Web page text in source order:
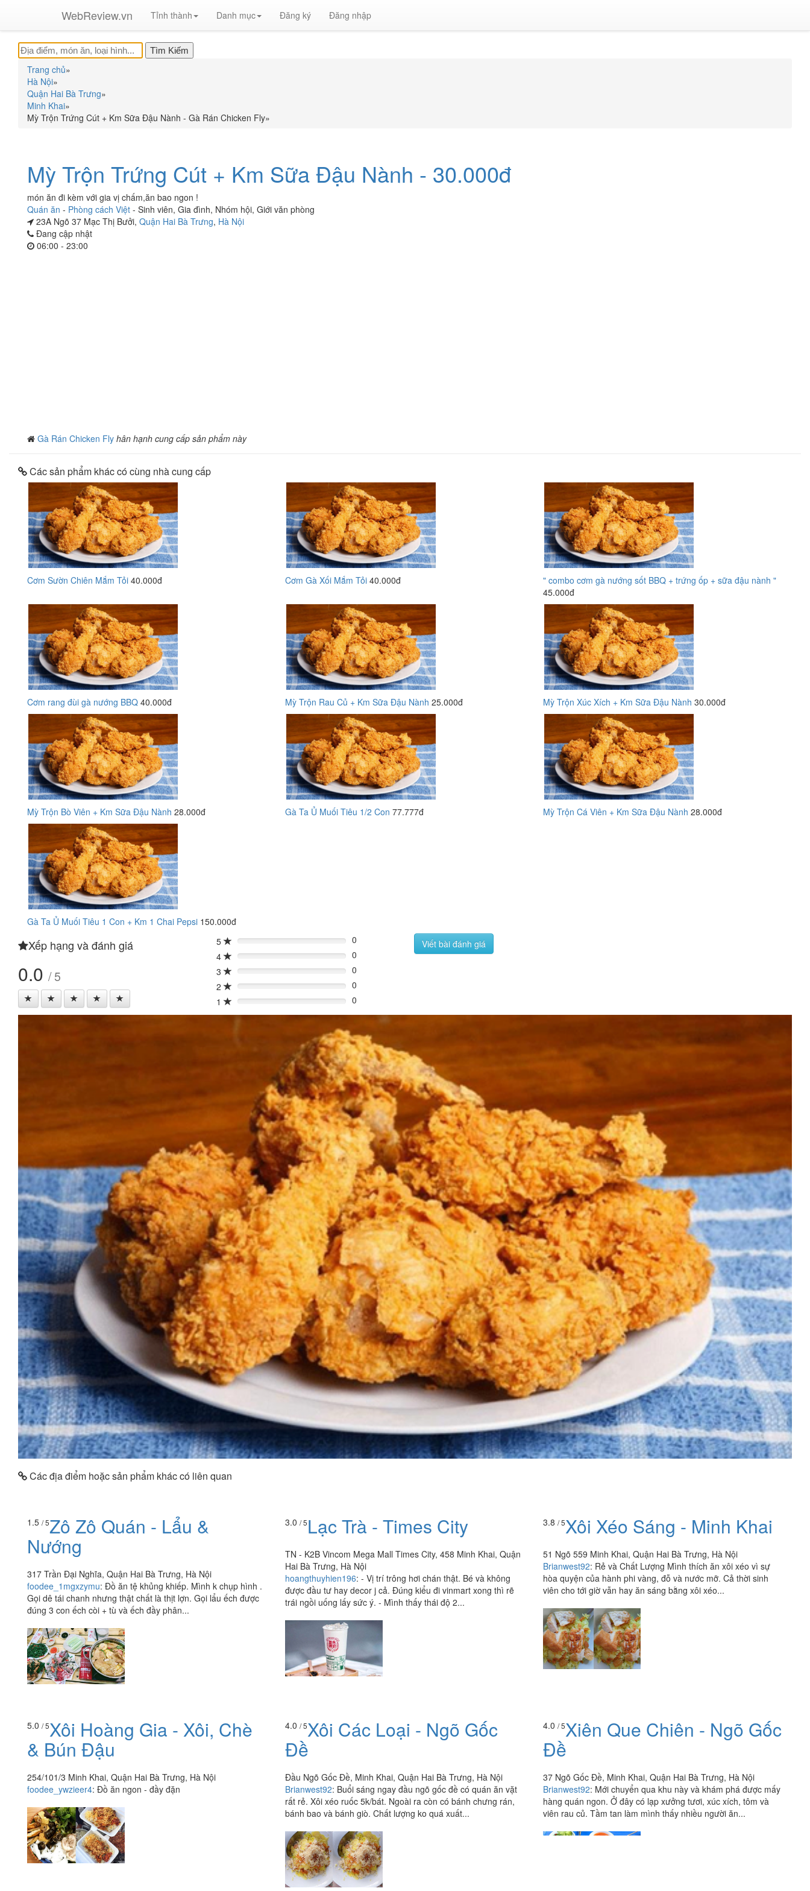
WebReview.vn Tỉnh thành Danh mục Đăng ký Đăng nhập
Trang chủ»
Hà Nội»
Quận Hai Bà Trưng»
Minh Khai»
Mỳ Trộn Trứng Cút + Km Sữa Đậu Nành - Gà Rán Chicken Fly»
Mỳ Trộn Trứng Cút + Km Sữa Đậu Nành - 30.000đ
món ăn đi kèm với gia vị chấm,ăn bao ngon !
Quán ăn - Phòng cách Việt - Sinh viên, Gia đình, Nhóm hội, Giới văn phòng
23A Ngõ 37 Mạc Thị Bưởi, Quận Hai Bà Trưng, Hà Nội
Đang cập nhật
06:00 - 23:00
Gà Rán Chicken Fly hân hạnh cung cấp sản phẩm này
Các sản phẩm khác có cùng nhà cung cấp
Cơm Sườn Chiên Mắm Tỏi 40.000đ Cơm Gà Xối Mắm Tỏi 40.000đ
" combo cơm gà nướng sốt BBQ + trứng ốp + sữa đậu nành "
45.000đ
Cơm rang đùi gà nướng BBQ 40.000đ Mỳ Trộn Rau Củ + Km Sữa Đậu Nành 25.000đ Mỳ Trộn Xúc Xích + Km Sữa Đậu Nành 30.000đ
Mỳ Trộn Bò Viên + Km Sữa Đậu Nành 28.000đ Gà Ta Ủ Muối Tiêu 1/2 Con 77.777đ Mỳ Trộn Cá Viên + Km Sữa Đậu Nành 28.000đ
Gà Ta Ủ Muối Tiêu 1 Con + Km 1 Chai Pepsi 150.000đ
Xếp hạng và đánh giá
0.0 / 5
5 0%
0
4
0%
0
3
0%
0
2
0%
0
1
0% 0
Viết bài đánh giá
Các địa điểm hoặc sản phẩm khác có liên quan
1.5 / 5Zô Zô Quán - Lẩu &
Nướng
317 Trần Đại Nghĩa, Quận Hai Bà Trưng, Hà Nội
foodee_1mgxzymu: Đồ ăn tệ khủng khiếp. Mình k chụp hình .
Gọi dê tái chanh nhưng thật chất là thịt lợn. Gọi lẩu ếch được
đúng 3 con ếch còi + tù và ếch đầy phân...
3.0 / 5Lạc Trà - Times City
TN - K2B Vincom Mega Mall Times City, 458 Minh Khai, Quận
Hai Bà Trưng, Hà Nội
hoangthuyhien196: - Vị trí trông hơi chán thật. Bé và không
được đầu tư hay decor j cả. Đúng kiểu đi vinmart xong thì rẽ
trái ngồi uống lấy sức ý. - Mình thấy thái độ 2...
3.8 / 5Xôi Xéo Sáng - Minh Khai
51 Ngõ 559 Minh Khai, Quận Hai Bà Trưng, Hà Nội
Brianwest92: Rẻ và Chất Lượng Mình thích ăn xôi xéo vì sự
hòa quyện của hành phi vàng, đỗ và nước mỡ. Cả thời sinh
viên cho tới giờ vẫn hay ăn sáng bằng xôi xéo...
5.0 / 5Xôi Hoàng Gia - Xôi, Chè
& Bún Đậu
254/101/3 Minh Khai, Quận Hai Bà Trưng, Hà Nội
foodee_ywzieer4: Đồ ăn ngon - đầy đặn
4.0 / 5Xôi Các Loại - Ngõ Gốc
Đề
Đầu Ngõ Gốc Đề, Minh Khai, Quận Hai Bà Trưng, Hà Nội
Brianwest92: Buổi sáng ngay đầu ngõ gốc đề có quán ăn vặt
rất rẻ. Xôi xéo ruốc 5k/bát. Ngoài ra còn có bánh chưng rán,
bánh bao và bánh giò. Chất lượng ko quá xuất...
4.0 / 5Xiên Que Chiên - Ngõ Gốc
Đề
37 Ngõ Gốc Đề, Minh Khai, Quận Hai Bà Trưng, Hà Nội
Brianwest92: Mới chuyển qua khu này và khám phá được mấy
hàng quán ngon. Ở đây có lạp xưởng tươi, xúc xích, tôm và
viên rau củ. Tầm tan làm mình thấy nhiều người ăn...